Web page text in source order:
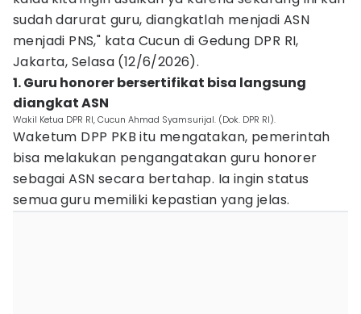
sudah darurat guru, diangkatlah menjadi ASN
menjadi PNS," kata Cucun di Gedung DPR RI,
Jakarta, Selasa (12/6/2026).
1. Guru honorer bersertifikat bisa langsung
diangkat ASN
Wakil Ketua DPR RI, Cucun Ahmad Syamsurijal. (Dok. DPR RI).
Waketum DPP PKB itu mengatakan, pemerintah
bisa melakukan pengangatakan guru honorer
sebagai ASN secara bertahap. Ia ingin status
semua guru memiliki kepastian yang jelas.